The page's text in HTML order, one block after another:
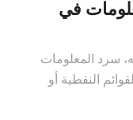
في
سرد المعلومات
النقطية أو